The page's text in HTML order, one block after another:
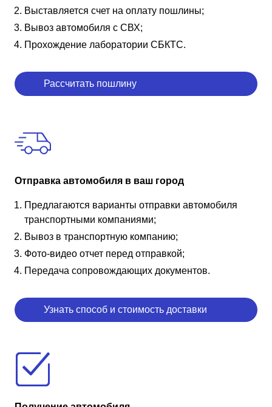
Выставляется счет на оплату пошлины;
Вывоз автомобиля с СВХ;
Прохождение лаборатории СБКТС.
Рассчитать пошлину
Отправка автомобиля в ваш город
Предлагаются варианты отправки автомобиля
транспортными компаниями;
Вывоз в транспортную компанию;
Фото-видео отчет перед отправкой;
Передача сопровождающих документов.
Узнать способ и стоимость доставки